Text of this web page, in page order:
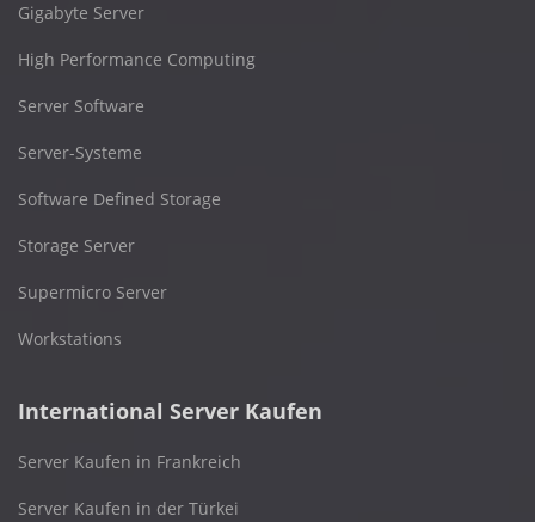
Gigabyte Server
High Performance Computing
Server Software
Server-Systeme
Software Defined Storage
Storage Server
Supermicro Server
Workstations
International Server Kaufen
Server Kaufen in Frankreich
Server Kaufen in der Türkei